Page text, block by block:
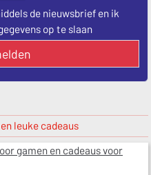
de nieuwsbrief en ik
op te slaan
leuke cadeaus
gamen en cadeaus voor